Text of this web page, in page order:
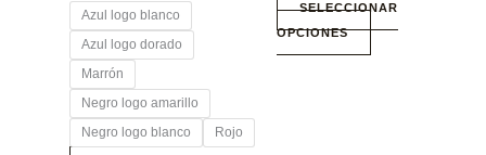
Azul logo blanco
Azul logo dorado
Marrón
Negro logo amarillo
Negro logo blanco
Rojo
opciones
se
elegir
en
la
SELECCIONAR
OPCIONES